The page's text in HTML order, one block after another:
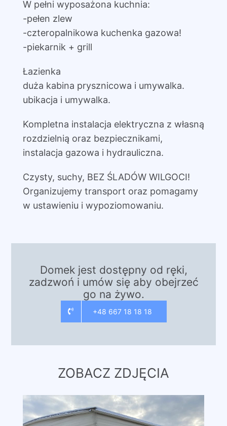
W pełni wyposażona kuchnia:
-pełen zlew
-czteropalnikowa kuchenka gazowa!
-piekarnik + grill
Łazienka
duża kabina prysznicowa i umywalka.
ubikacja i umywalka.
Kompletna instalacja elektryczna z własną
rozdzielnią oraz bezpiecznikami,
instalacja gazowa i hydrauliczna.
Czysty, suchy, BEZ ŚLADÓW WILGOCI!
Organizujemy transport oraz pomagamy
w ustawieniu i wypoziomowaniu.
Domek jest dostępny od ręki,
zadzwoń i umów się aby obejrzeć
go na żywo.
+48 667 18 18 18
ZOBACZ ZDJĘCIA